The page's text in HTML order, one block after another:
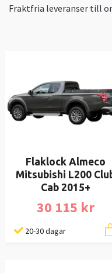
Fraktfria leveranser till
Flaklock Almeco
Mitsubishi L200
Cab 2015+
30 115 kr
20-30 dagar